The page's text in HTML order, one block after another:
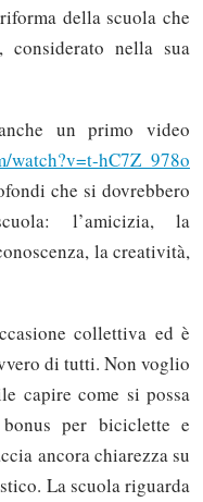
della scuola che
considerato nella sua
un primo video
watch?v=t-hC7Z_978o
che si dovrebbero
l’amicizia, la
la creatività,
collettiva ed è
di tutti. Non voglio
capire come si possa
per biciclette e
ancora chiarezza su
La scuola riguarda